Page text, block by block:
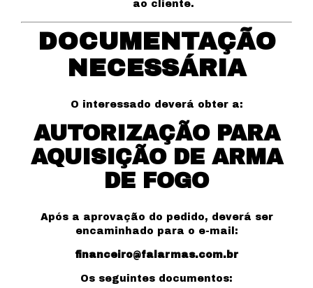
ao cliente.
DOCUMENTAÇÃO
NECESSÁRIA
O interessado deverá obter a:
AUTORIZAÇÃO PARA
AQUISIÇÃO DE ARMA
DE FOGO
Após a aprovação do pedido, deverá ser
encaminhado para o e-mail:
financeiro@falarmas.com.br
Os seguintes documentos: